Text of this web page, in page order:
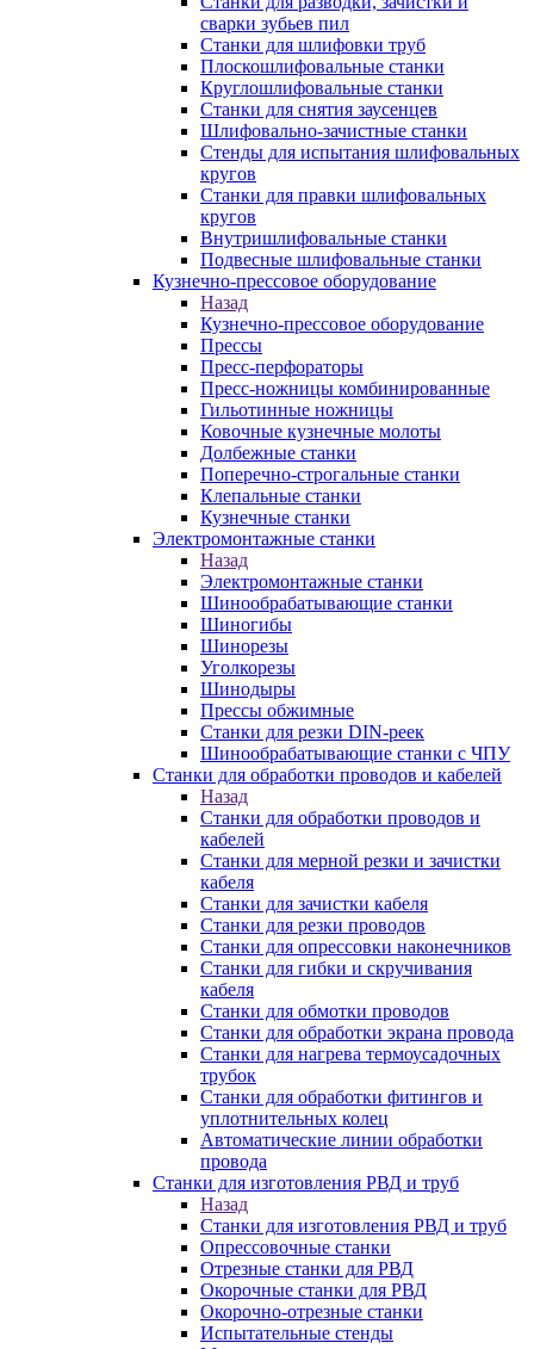
сварки зубьев пил
Станки для шлифовки труб
Плоскошлифовальные станки
Круглошлифовальные станки
Станки для снятия заусенцев
Шлифовально-зачистные станки
Стенды для испытания шлифовальных
кругов
Станки для правки шлифовальных
кругов
Внутришлифовальные станки
Подвесные шлифовальные станки
Кузнечно-прессовое оборудование
Назад
Кузнечно-прессовое оборудование
Прессы
Пресс-перфораторы
Пресс-ножницы комбинированные
Гильотинные ножницы
Ковочные кузнечные молоты
Долбежные станки
Поперечно-строгальные станки
Клепальные станки
Кузнечные станки
Электромонтажные станки
Назад
Электромонтажные станки
Шинообрабатывающие станки
Шиногибы
Шинорезы
Уголкорезы
Шинодыры
Прессы обжимные
Станки для резки DIN-реек
Шинообрабатывающие станки с ЧПУ
Станки для обработки проводов и кабелей
Назад
Станки для обработки проводов и
кабелей
Станки для мерной резки и зачистки
кабеля
Станки для зачистки кабеля
Станки для резки проводов
Станки для опрессовки наконечников
Станки для гибки и скручивания
кабеля
Станки для обмотки проводов
Станки для обработки экрана провода
Станки для нагрева термоусадочных
трубок
Станки для обработки фитингов и
уплотнительных колец
Автоматические линии обработки
провода
Станки для изготовления РВД и труб
Назад
Станки для изготовления РВД и труб
Опрессовочные станки
Отрезные станки для РВД
Окорочные станки для РВД
Окорочно-отрезные станки
Испытательные стенды